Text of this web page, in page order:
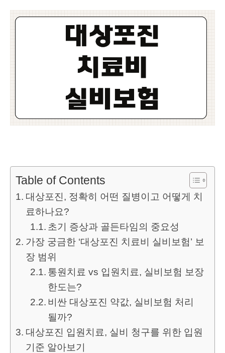
Table of Contents
대상포진, 정확히 어떤 질병이고 어떻게 치
료하나요?
초기 증상과 골든타임의 중요성
가장 궁금한 ‘대상포진 치료비 실비보험’ 보
장 범위
통원치료 vs 입원치료, 실비보험 보장
한도는?
비싼 대상포진 약값, 실비보험 처리
될까?
대상포진 입원치료, 실비 청구를 위한 입원
기준 알아보기